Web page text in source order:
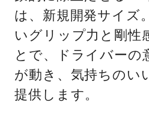
は、新規開発サイズ
いグリップ力と剛性
とで、ドライバーの
が動き、気持ちのい
提供します。